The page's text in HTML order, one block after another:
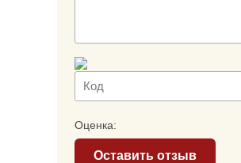
Оценка:
Оставить отзыв